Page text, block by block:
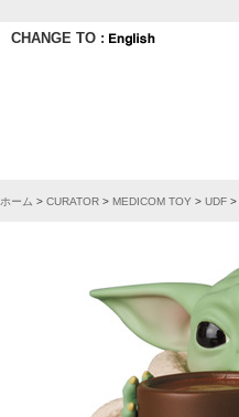
CHANGE TO :
ホーム > CURATOR > MEDICOM TOY > UDF >